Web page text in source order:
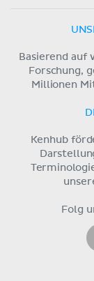
Basierend auf
Forschung,
Millionen
Kenhub
Folg